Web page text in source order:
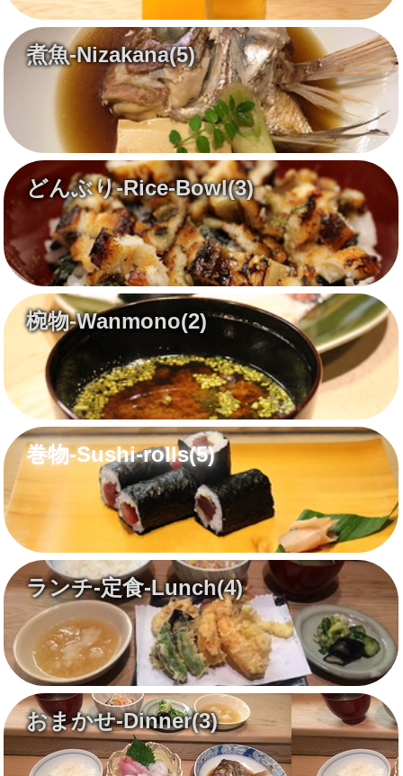
煮魚-Nizakana(5)
どんぶり-Rice-Bowl(3)
椀物-Wanmono(2)
巻物-Sushi-rolls(5)
ランチ-定食-Lunch(4)
おまかせ-Dinner(3)